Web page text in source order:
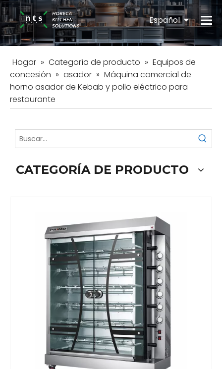
Español
English
Hogar » Categoría de producto » Equipos de
concesión » asador » Máquina comercial de
horno asador de Kebab y pollo eléctrico para
restaurante
CATEGORÍA DE PRODUCTO